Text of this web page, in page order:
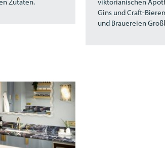
Gins und Craft-
und Brauereien